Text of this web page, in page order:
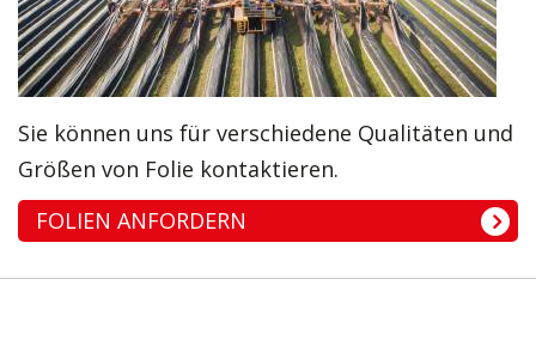
Sie können uns für verschiedene Qualitäten und
Größen von Folie kontaktieren.
FOLIEN ANFORDERN